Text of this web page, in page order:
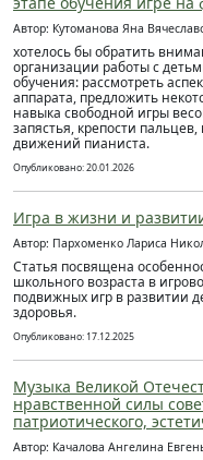
Автор: Кутоманова Яна
хотелось бы обратить
организации работы с
обучения: рассмотреть
аппарата, предложить
навыка свободной игры
запястья, крепости
движений пианиста.
Опубликовано: 20.01.2026
Игра в жизни и
Автор: Пархоменко Лариса
Статья посвящена
школьного возраста в
подвижных игр в развитии
здоровья.
Опубликовано: 17.12.2025
Музыка Великой
нравственной силы
патриотического,
Автор: Качалова Ангелина